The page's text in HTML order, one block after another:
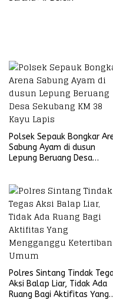
Polsek Sepauk Bongkar
Sabung Ayam di dusun
Lepung Beruang Desa
Polres Sintang Tindak
Aksi Balap Liar, Tidak Ada
Ruang Bagi Aktifitas Yang